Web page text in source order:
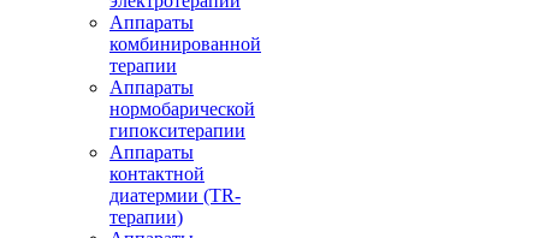
Аппараты
комбинированной
терапии
Аппараты
нормобарической
гипокситерапии
Аппараты
контактной
диатермии (TR-
терапии)